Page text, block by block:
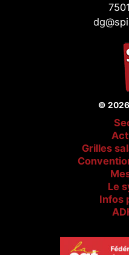
© 2026
Grilles
Le
Infos